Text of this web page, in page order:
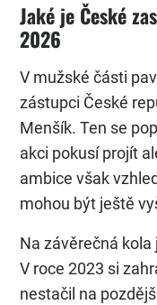
Jaké je České
2026
V mužské části
zástupci České
Menšík. Ten se
akci pokusí projít
ambice však
mohou být ještě
Na závěrečná
V roce 2023 si
nestačil na